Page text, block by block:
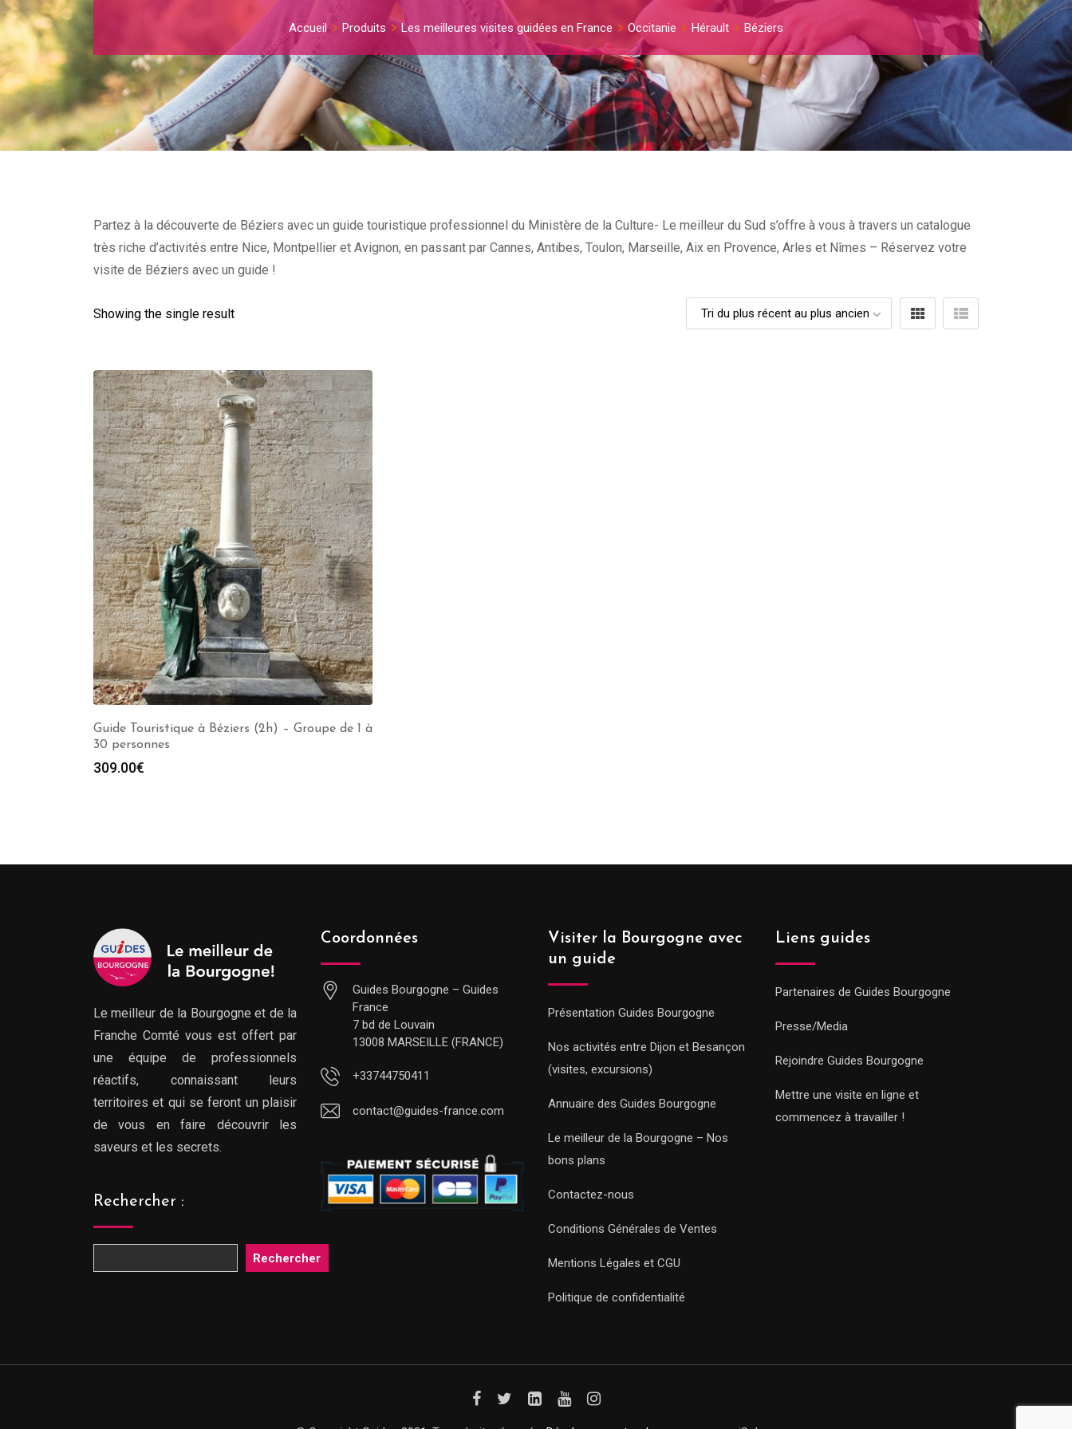
Accueil Produits Les meilleures visites guidées en France Occitanie Hérault Béziers
Partez à la découverte de Béziers avec un guide touristique professionnel du Ministère de la Culture- Le meilleur du Sud s’offre à vous à travers un catalogue
très riche d’activités entre Nice, Montpellier et Avignon, en passant par Cannes, Antibes, Toulon, Marseille, Aix en Provence, Arles et Nîmes – Réservez votre
visite de Béziers avec un guide !
Showing the single result
Guide Touristique à Béziers (2h) – Groupe de 1 à
30 personnes
309.00€
Le meilleur de la Bourgogne et de la
Franche Comté vous est offert par
une équipe de professionnels
réactifs, connaissant leurs
territoires et qui se feront un plaisir
de vous en faire découvrir les
saveurs et les secrets.
Rechercher :
Rechercher
Coordonnées
Guides Bourgogne – Guides
France
7 bd de Louvain
13008 MARSEILLE (FRANCE)
+33744750411
contact@guides-france.com
Visiter la Bourgogne avec
un guide
Présentation Guides Bourgogne
Nos activités entre Dijon et Besançon
(visites, excursions)
Annuaire des Guides Bourgogne
Le meilleur de la Bourgogne – Nos
bons plans
Contactez-nous
Conditions Générales de Ventes
Mentions Légales et CGU
Politique de confidentialité
Liens guides
Partenaires de Guides Bourgogne
Presse/Media
Rejoindre Guides Bourgogne
Mettre une visite en ligne et
commencez à travailler !